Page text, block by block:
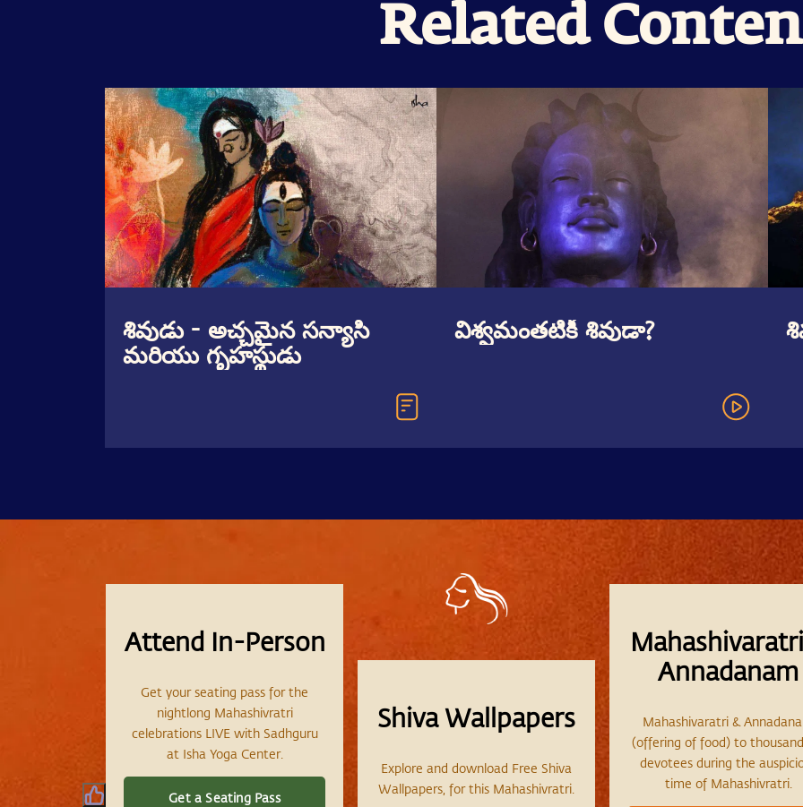
Related
శివుడు - అచ్చమైన సన్యాసి
మరియు గృహస్థుడు
విశ్వమంతటికీ శివుడా?
Attend In-Person
Get your seating pass for the
nightlong Mahashivratri
celebrations LIVE with Sadhguru
at Isha Yoga Center.
Get a Seating Pass
Shiva Wallpapers
Explore and download Free Shiva
Wallpapers, for this Mahashivratri.
Annadanam
Mahashivaratri &
(offering of food) to
devotees during the
time of Mahashivratri.